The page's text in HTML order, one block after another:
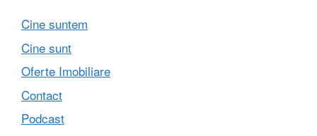
Cine suntem
Cine sunt
Oferte Imobiliare
Contact
Podcast